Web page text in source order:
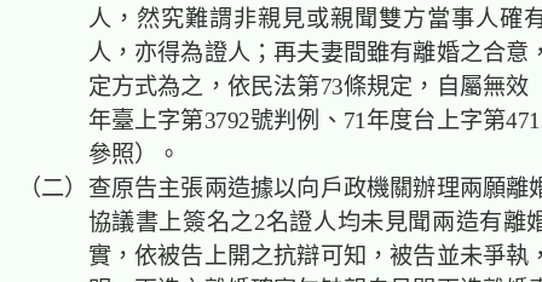
人，然究難謂非親見或親聞雙方當事人確
人，亦得為證人；再夫妻間雖有離婚之合意
定方式為之，依民法第73條規定，自屬無效
年臺上字第3792號判例、71年度台上字第
參照）。
（二）查原告主張兩造據以向戶政機關辦理兩願離
協議書上簽名之2名證人均未見聞兩造有離
實，依被告上開之抗辯可知，被告並未爭執